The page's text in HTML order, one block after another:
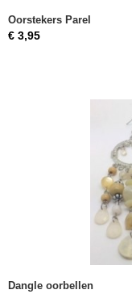
Oorstekers Parel
€ 3,95
Dangle oorbellen